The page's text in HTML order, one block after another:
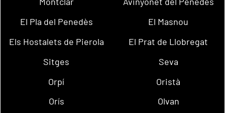
El Pla del Penedès
El Masnou
Els Hostalets de Pierola
El Prat de Llobregat
Sitges
Seva
Orpí
Oristà
Orís
Olvan